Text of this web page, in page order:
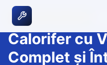
SISTEME DE INCALZIRE
Calorifer cu
Complet și